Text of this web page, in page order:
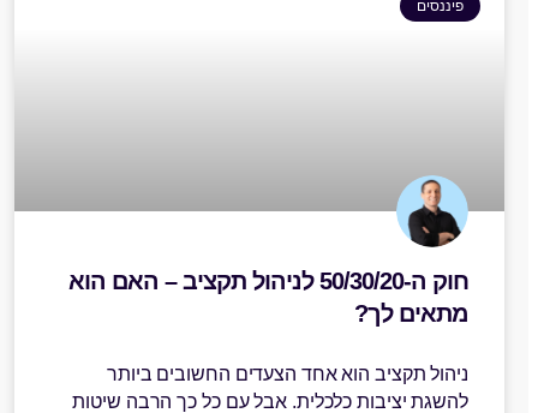
פיננסים
חוק ה-50/30/20 לניהול תקציב – האם הוא
מתאים לך?
ניהול תקציב הוא אחד הצעדים החשובים ביותר
להשגת יציבות כלכלית. אבל עם כל כך הרבה שיטות